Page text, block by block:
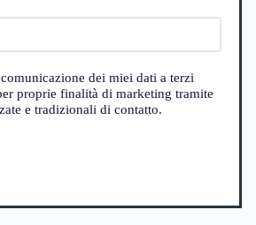
dei miei dati a terzi
proprie finalità di marketing tramite
e tradizionali di contatto.